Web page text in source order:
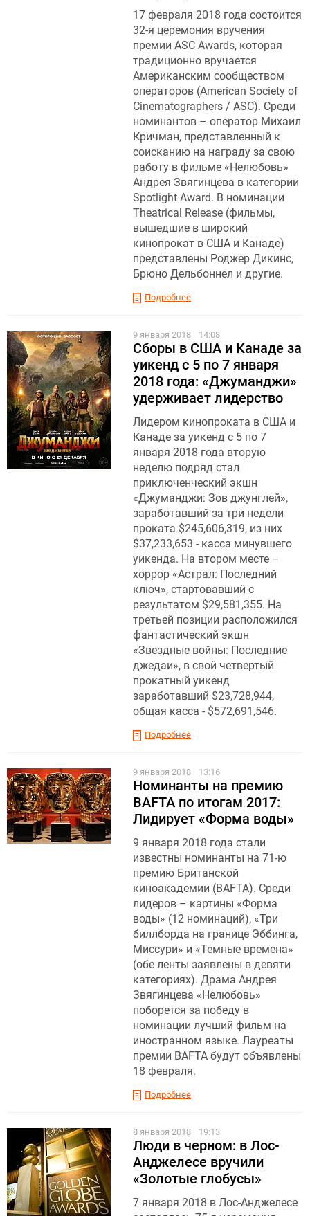
17 февраля 2018 года состоится
32-я церемония вручения
премии ASC Awards, которая
традиционно вручается
Американским сообществом
операторов (American Society of
Cinematographers / ASC). Среди
номинантов – оператор Михаил
Кричман, представленный к
соисканию на награду за свою
работу в фильме «Нелюбовь»
Андрея Звягинцева в категории
Spotlight Award. В номинации
Theatrical Release (фильмы,
вышедшие в широкий
кинопрокат в США и Канаде)
представлены Роджер Дикинс,
Брюно Дельбоннел и другие.
Подробнее
9 января 2018 14:08
Сборы в США и Канаде за
уикенд с 5 по 7 января
2018 года: «Джуманджи»
удерживает лидерство
Лидером кинопроката в США и
Канаде за уикенд с 5 по 7
января 2018 года вторую
неделю подряд стал
приключенческий экшн
«Джуманджи: Зов джунглей»,
заработавший за три недели
проката $245,606,319, из них
$37,233,653 - касса минувшего
уикенда. На втором месте –
хоррор «Астрал: Последний
ключ», стартовавший с
результатом $29,581,355. На
третьей позиции расположился
фантастический экшн
«Звездные войны: Последние
джедаи», в свой четвертый
прокатный уикенд
заработавший $23,728,944,
общая касса - $572,691,546.
Подробнее
9 января 2018 13:16
Номинанты на премию
BAFTA по итогам 2017:
Лидирует «Форма воды»
9 января 2018 года стали
известны номинанты на 71-ю
премию Британской
киноакадемии (BAFTA). Среди
лидеров – картины «Форма
воды» (12 номинаций), «Три
биллборда на границе Эббинга,
Миссури» и «Темные времена»
(обе ленты заявлены в девяти
категориях). Драма Андрея
Звягинцева «Нелюбовь»
поборется за победу в
номинации лучший фильм на
иностранном языке. Лауреаты
премии BAFTA будут объявлены
18 февраля.
Подробнее
8 января 2018 19:13
Люди в черном: в Лос-
Анджелесе вручили
«Золотые глобусы»
7 января 2018 в Лос-Анджелесе